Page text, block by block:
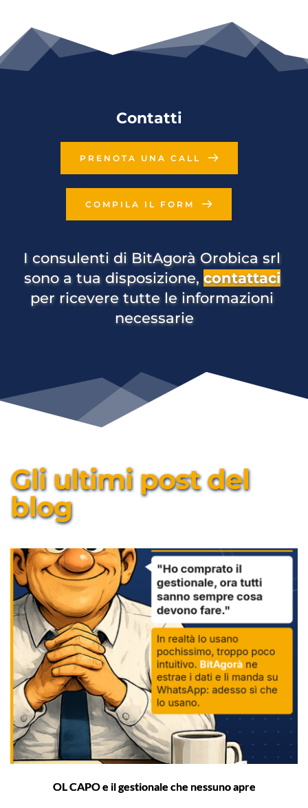
Contatti
PRENOTA UNA CALL
COMPILA IL FORM
I consulenti di BitAgorà Orobica srl
sono a tua disposizione, contattaci
per ricevere tutte le informazioni
necessarie
Gli ultimi post del
blog
OL CAPO e il gestionale che nessuno apre